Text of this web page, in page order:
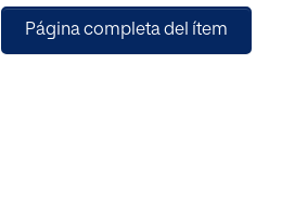
Página completa del ítem